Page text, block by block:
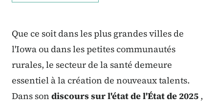
Que ce soit dans les plus grandes villes de
l'Iowa ou dans les petites communautés
rurales, le secteur de la santé demeure
essentiel à la création de nouveaux talents.
Dans son discours sur l'état de l'État de 2025 ,